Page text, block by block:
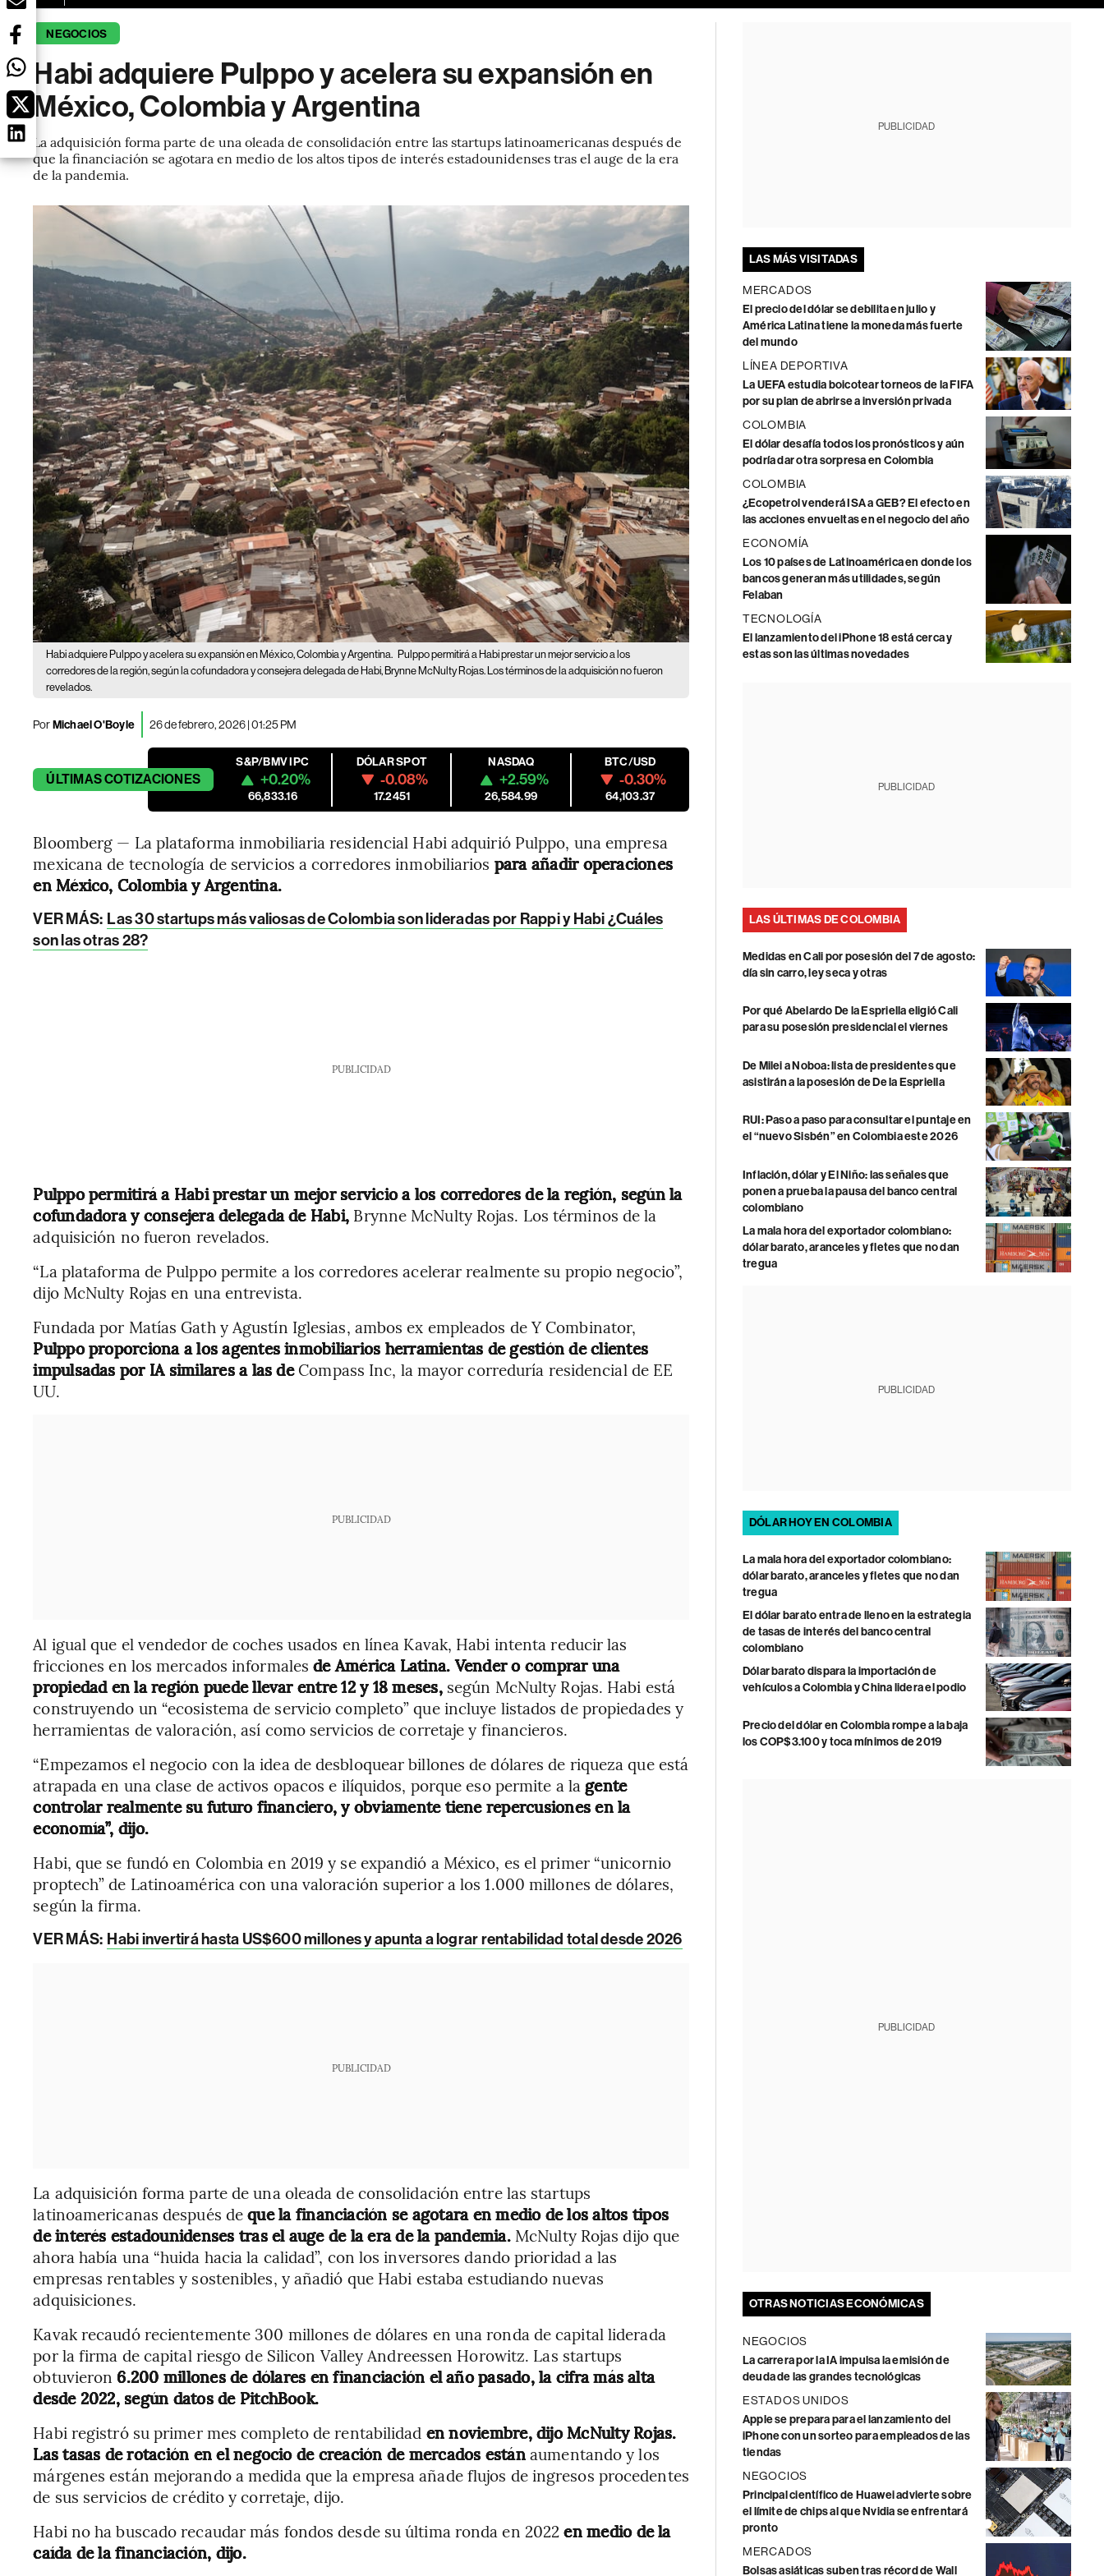
NEGOCIOS
Habi adquiere Pulppo y acelera su expansión en
México, Colombia y Argentina
La adquisición forma parte de una oleada de consolidación entre las startups latinoamericanas después de
que la financiación se agotara en medio de los altos tipos de interés estadounidenses tras el auge de la era
de la pandemia.
Habi adquiere Pulppo y acelera su expansión en México, Colombia y Argentina. Pulppo permitirá a Habi prestar un mejor servicio a los
corredores de la región, según la cofundadora y consejera delegada de Habi, Brynne McNulty Rojas. Los términos de la adquisición no fueron
revelados.
PorMichael O'Boyle 26 de febrero, 2026 | 01:25 PM
ÚLTIMASCOTIZACIONES
S&P/BMV IPC
+0.20%
66,833.16
DÓLAR SPOT
-0.08%
17.2451
NASDAQ
+2.59%
26,584.99
BTC/USD
-0.30%
64,103.37
Bloomberg — La plataforma inmobiliaria residencial Habi adquirió Pulppo, una empresa
mexicana de tecnología de servicios a corredores inmobiliarios para añadir operaciones
en México, Colombia y Argentina.
VER MÁS: Las 30 startups más valiosas de Colombia son lideradas por Rappi y Habi ¿Cuáles
son las otras 28?
PUBLICIDAD
Pulppo permitirá a Habi prestar un mejor servicio a los corredores de la región, según la
cofundadora y consejera delegada de Habi, Brynne McNulty Rojas. Los términos de la
adquisición no fueron revelados.
“La plataforma de Pulppo permite a los corredores acelerar realmente su propio negocio”,
dijo McNulty Rojas en una entrevista.
Fundada por Matías Gath y Agustín Iglesias, ambos ex empleados de Y Combinator,
Pulppo proporciona a los agentes inmobiliarios herramientas de gestión de clientes
impulsadas por IA similares a las deCompass Inc, la mayor correduría residencial de EE
UU.
PUBLICIDAD
Al igual que el vendedor de coches usados en línea Kavak, Habi intenta reducir las
fricciones en los mercados informalesde América Latina. Vender o comprar una
propiedad en la región puede llevar entre 12 y 18 meses, según McNulty Rojas. Habi está
construyendo un “ecosistema de servicio completo” que incluye listados de propiedades y
herramientas de valoración, así como servicios de corretaje y financieros.
“Empezamos el negocio con la idea de desbloquear billones de dólares de riqueza que está
atrapada en una clase de activos opacos e ilíquidos, porque eso permite a la gente
controlar realmente su futuro financiero, y obviamente tiene repercusiones en la
economía”, dijo.
Habi, que se fundó en Colombia en 2019 y se expandió a México, es el primer “unicornio
proptech” de Latinoamérica con una valoración superior a los 1.000 millones de dólares,
según la firma.
VER MÁS: Habi invertirá hasta US$600 millones y apunta a lograr rentabilidad total desde 2026
PUBLICIDAD
La adquisición forma parte de una oleada de consolidación entre las startups
latinoamericanas después deque la financiación se agotara en medio de los altos tipos
de interés estadounidenses tras el auge de la era de la pandemia.McNulty Rojas dijo que
ahora había una “huida hacia la calidad”, con los inversores dando prioridad a las
empresas rentables y sostenibles, y añadió que Habi estaba estudiando nuevas
adquisiciones.
Kavak recaudó recientemente 300 millones de dólares en una ronda de capital liderada
por la firma de capital riesgo de Silicon Valley Andreessen Horowitz. Las startups
obtuvieron 6.200 millones de dólares en financiación el año pasado, la cifra más alta
desde 2022, según datos de PitchBook.
Habi registró su primer mes completo de rentabilidad en noviembre, dijo McNulty Rojas.
Las tasas de rotación en el negocio de creación de mercados estánaumentando y los
márgenes están mejorando a medida que la empresa añade flujos de ingresos procedentes
de sus servicios de crédito y corretaje, dijo.
Habi no ha buscado recaudar más fondos desde su última ronda en 2022en medio de la
caída de la financiación, dijo.
PUBLICIDAD
LAS MÁS VISITADAS
MERCADOS
El precio del dólar se debilita en julio y
América Latina tiene la moneda más fuerte
del mundo
LÍNEA DEPORTIVA
La UEFA estudia boicotear torneos de la FIFA
por su plan de abrirse a inversión privada
COLOMBIA
El dólar desafía todos los pronósticos y aún
podría dar otra sorpresa en Colombia
COLOMBIA
¿Ecopetrol venderá ISA a GEB? El efecto en
las acciones envueltas en el negocio del año
ECONOMÍA
Los 10 países de Latinoamérica en donde los
bancos generan más utilidades, según
Felaban
TECNOLOGÍA
El lanzamiento del iPhone 18 está cerca y
estas son las últimas novedades
PUBLICIDAD
LAS ÚLTIMAS DE COLOMBIA
Medidas en Cali por posesión del 7 de agosto:
día sin carro, ley seca y otras
Por qué Abelardo De la Espriella eligió Cali
para su posesión presidencial el viernes
De Milei a Noboa: lista de presidentes que
asistirán a la posesión de De la Espriella
RUI: Paso a paso para consultar el puntaje en
el “nuevo Sisbén” en Colombia este 2026
Inflación, dólar y El Niño: las señales que
ponen a prueba la pausa del banco central
colombiano
La mala hora del exportador colombiano:
dólar barato, aranceles y fletes que no dan
tregua
PUBLICIDAD
DÓLAR HOY EN COLOMBIA
La mala hora del exportador colombiano:
dólar barato, aranceles y fletes que no dan
tregua
El dólar barato entra de lleno en la estrategia
de tasas de interés del banco central
colombiano
Dólar barato dispara la importación de
vehículos a Colombia y China lidera el podio
Precio del dólar en Colombia rompe a la baja
los COP$3.100 y toca mínimos de 2019
PUBLICIDAD
OTRAS NOTICIAS ECONÓMICAS
NEGOCIOS
La carrera por la IA impulsa la emisión de
deuda de las grandes tecnológicas
ESTADOS UNIDOS
Apple se prepara para el lanzamiento del
iPhone con un sorteo para empleados de las
tiendas
NEGOCIOS
Principal científico de Huawei advierte sobre
el límite de chips al que Nvidia se enfrentará
pronto
MERCADOS
Bolsas asiáticas suben tras récord de Wall